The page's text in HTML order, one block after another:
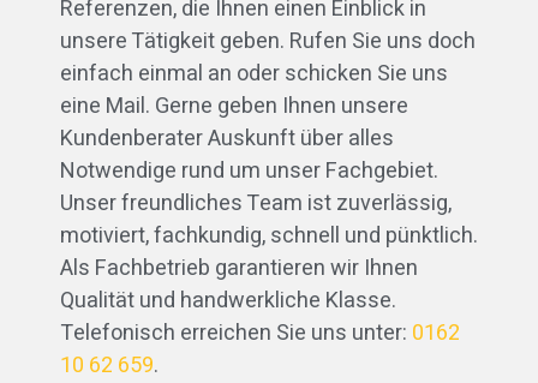
Referenzen, die Ihnen einen Einblick in
unsere Tätigkeit geben. Rufen Sie uns doch
einfach einmal an oder schicken Sie uns
eine Mail. Gerne geben Ihnen unsere
Kundenberater Auskunft über alles
Notwendige rund um unser Fachgebiet.
Unser freundliches Team ist zuverlässig,
motiviert, fachkundig, schnell und pünktlich.
Als Fachbetrieb garantieren wir Ihnen
Qualität und handwerkliche Klasse.
Telefonisch erreichen Sie uns unter: 0162
10 62 659.